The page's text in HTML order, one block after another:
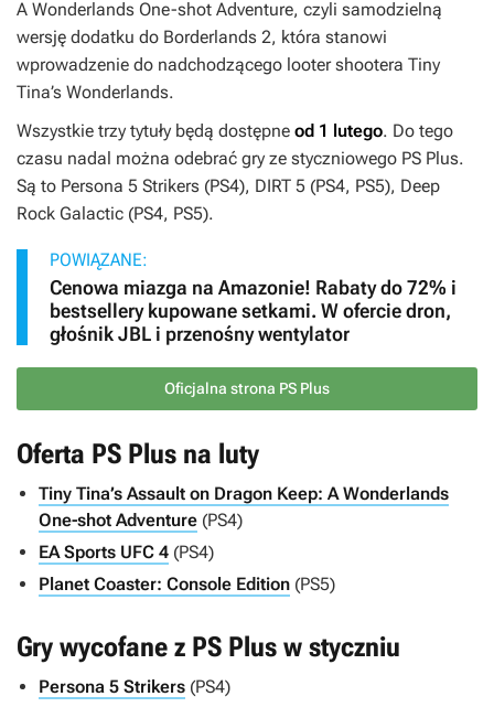
A Wonderlands One-shot Adventure, czyli samodzielną
wersję dodatku do Borderlands 2, która stanowi
wprowadzenie do nadchodzącego looter shootera Tiny
Tina’s Wonderlands.
Wszystkie trzy tytuły będą dostępne od 1 lutego. Do tego
czasu nadal można odebrać gry ze styczniowego PS Plus.
Są to Persona 5 Strikers (PS4), DIRT 5 (PS4, PS5), Deep
Rock Galactic (PS4, PS5).
POWIĄZANE:
Cenowa miazga na Amazonie! Rabaty do 72% i
bestsellery kupowane setkami. W ofercie dron,
głośnik JBL i przenośny wentylator
Oficjalna strona PS Plus
Oferta PS Plus na luty
Tiny Tina’s Assault on Dragon Keep: A Wonderlands
One-shot Adventure (PS4)
EA Sports UFC 4 (PS4)
Planet Coaster: Console Edition (PS5)
Gry wycofane z PS Plus w styczniu
Persona 5 Strikers (PS4)